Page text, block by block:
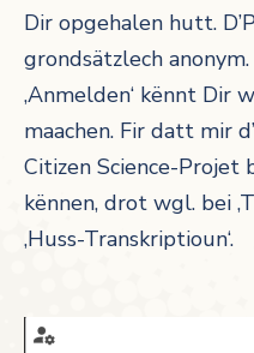
Dir opgehalen hutt.
grondsätzlech
‚Anmelden‘ kënnt Dir
maachen. Fir datt mir
Citizen Science-Projet
kënnen, drot wgl. bei
‚Huss-Transkriptioun‘.